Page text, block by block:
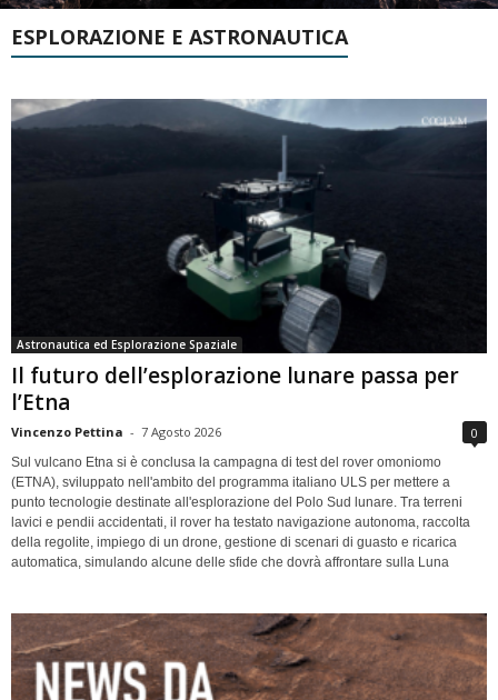
ESPLORAZIONE E ASTRONAUTICA
Astronautica ed Esplorazione Spaziale
Il futuro dell’esplorazione lunare passa per
l’Etna
Vincenzo Pettina - 7 Agosto 2026 0
Sul vulcano Etna si è conclusa la campagna di test del rover omoniomo
(ETNA), sviluppato nell'ambito del programma italiano ULS per mettere a
punto tecnologie destinate all'esplorazione del Polo Sud lunare. Tra terreni
lavici e pendii accidentati, il rover ha testato navigazione autonoma, raccolta
della regolite, impiego di un drone, gestione di scenari di guasto e ricarica
automatica, simulando alcune delle sfide che dovrà affrontare sulla Luna